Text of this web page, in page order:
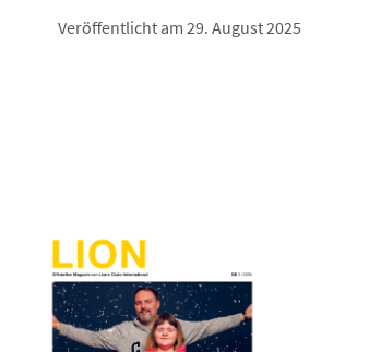
Veröffentlicht am 29. August 2025